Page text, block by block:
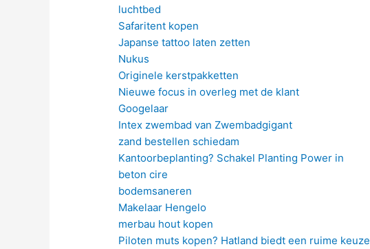
luchtbed
Safaritent kopen
Japanse tattoo laten zetten
Nukus
Originele kerstpakketten
Nieuwe focus in overleg met de klant
Googelaar
Intex zwembad van Zwembadgigant
zand bestellen schiedam
Kantoorbeplanting? Schakel Planting Power in
beton cire
bodemsaneren
Makelaar Hengelo
merbau hout kopen
Piloten muts kopen? Hatland biedt een ruime keuze